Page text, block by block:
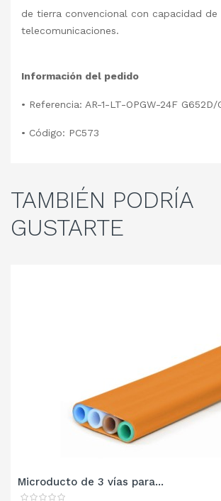
de tierra convencional con capacidad de
telecomunicaciones.
Información del pedido
• Referencia: AR-1-LT-OPGW-24F G652D/
• Código: PC573
TAMBIÉN PODRÍA
GUSTARTE
Microducto de 3 vías para...